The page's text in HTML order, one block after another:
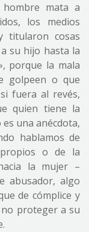
mata a
los medios
titularon cosas
su hijo hasta la
porque la mala
golpeen o que
fuera al revés,
quien tiene la
una anécdota,
hablamos de
o de la
la mujer –
abusador, algo
de cómplice y
proteger a su